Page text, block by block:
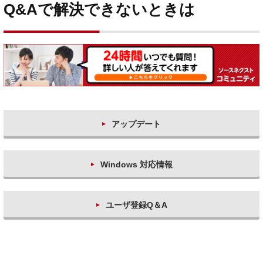
Q&Aで解決できないときは
アップデート
Windows 対応情報
ユーザ登録Q＆A